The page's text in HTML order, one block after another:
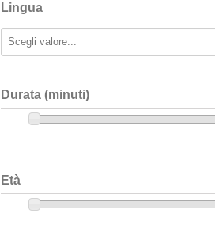
Lingua
Durata (minuti)
Età